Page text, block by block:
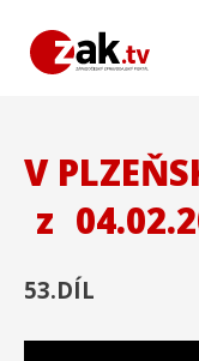
V
z
53.DÍL